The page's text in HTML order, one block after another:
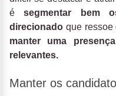
ésegmentar bem
direcionado que ressoe
manter uma
relevantes.
Manter os